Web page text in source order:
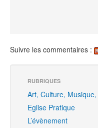
Suivre les commentaires :
RUBRIQUES
Art, Culture,
Eglise Pratique
L’évènement